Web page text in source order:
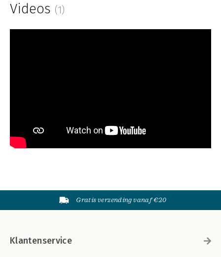
Videos (1)
Gratis verzending vanaf €20
Klantenservice